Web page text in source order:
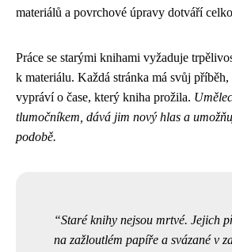
materiálů a povrchové úpravy dotváří
Práce se starými knihami vyžaduje
k materiálu. Každá stránka má svůj
vypráví o čase, který kniha prožila.
tlumočníkem, dává jim nový hlas a
podobě.
Staré knihy nejsou mrtvé. Jejich
na zažloutlém papíře a svázané v